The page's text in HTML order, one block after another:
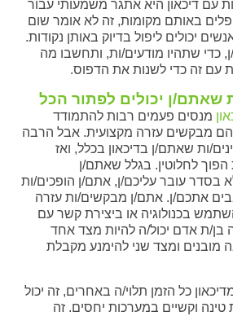
עם דיכאון היא אתגר משמעותי עבור
באותם מקומות, זה לא אומר שום
יכולים ליפול בדיוק באותן נקודות.
כדי שתהיו מודעים/ות, ותחשבו מה
עם זה כדי לשנות את הדפוס.
שאתם/ן יכולים לפתור הכל
מנסים פעמים רבות להתמודד
מבקשים עזרה מקצועית. אבל הרבה
ות שאתם/ן בדיכאון בכלל, ואז
הפוך לחלוטין. בגלל שאתם/ן
בסדר עובר עליכם/ן, אתם/ן הופכים/ות
אתכם/ן. אתם/ן מבקשים/ות עזרה
בכנולוגיה או ביצירת קשר עם
ה בן/ת אדם יכול/ה להיות מצד אחד
מובנים ומצד שני להימנע מקבלת
כל הזמן תלוי/ה באחרים, זה יכול
וקשיים במערכות יחסים. זה